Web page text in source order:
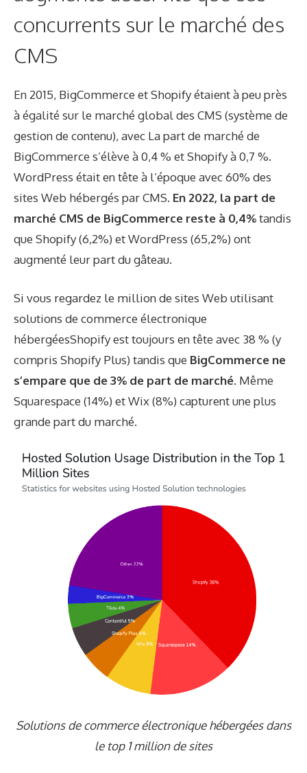
concurrents sur le marché des
CMS
En 2015, BigCommerce et Shopify étaient à peu près
à égalité sur le marché global des CMS (système de
gestion de contenu), avec La part de marché de
BigCommerce s’élève à 0,4 % et Shopify à 0,7 %.
WordPress était en tête à l’époque avec 60% des
sites Web hébergés par CMS. En 2022, la part de
marché CMS de BigCommerce reste à 0,4%tandis
que Shopify (6,2%) et WordPress (65,2%) ont
augmenté leur part du gâteau.
Si vous regardez le million de sites Web utilisant
solutions de commerce électronique
hébergéesShopify est toujours en tête avec 38 % (y
compris Shopify Plus) tandis que BigCommerce ne
s’empare que de 3% de part de marché. Même
Squarespace (14%) et Wix (8%) capturent une plus
grande part du marché.
Solutions de commerce électronique hébergées dans
le top 1 million de sites